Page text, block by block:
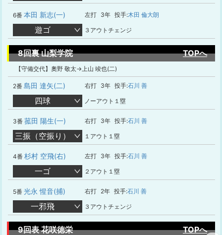
6番 本田 新志(一) 左打 3年 投手:木田 倫大朗
遊ゴ ３アウトチェンジ
8回裏 山梨学院 TOPへ
【守備交代】奧野 敬太→上山 竣也(二)
2番 島田 達矢(二) 右打 3年 投手:石川 善
四球 ノーアウト１塁
3番 菰田 陽生(一) 右打 3年 投手:石川 善
三振（空振り） １アウト１塁
4番 杉村 空飛(右) 左打 3年 投手:石川 善
一ゴ ２アウト１塁
5番 光永 惺音(捕) 右打 2年 投手:石川 善
一邪飛 ３アウトチェンジ
9回表 花咲徳栄 TOPへ